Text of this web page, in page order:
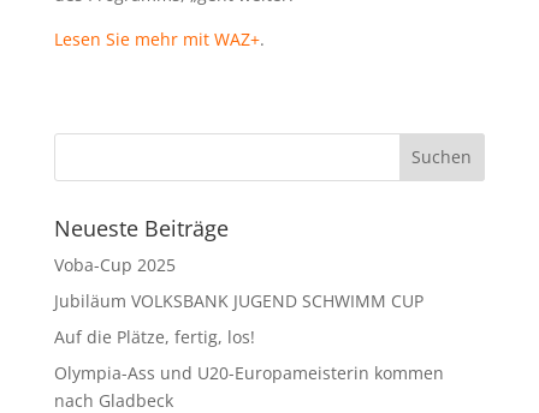
Lesen Sie mehr mit WAZ+.
Neueste Beiträge
Voba-Cup 2025
Jubiläum VOLKSBANK JUGEND SCHWIMM CUP
Auf die Plätze, fertig, los!
Olympia-Ass und U20-Europameisterin kommen
nach Gladbeck